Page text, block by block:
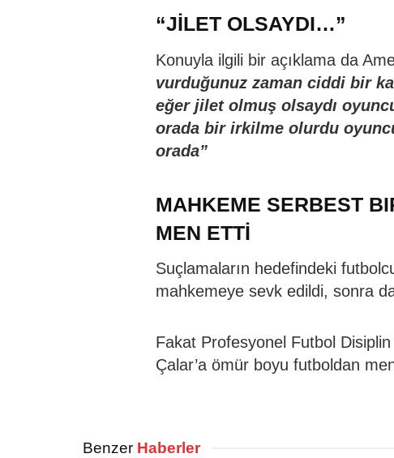
“JİLET OLSAYDI…”
Konuyla ilgili bir açıklama da
vurduğunuz zaman ciddi bir
eğer jilet olmuş olsaydı
orada bir irkilme olurdu
orada”
MAHKEME SERBEST
MEN ETTİ
Suçlamaların hedefindeki
mahkemeye sevk edildi, sonra
Fakat Profesyonel Futbol
Çalar’a ömür boyu futboldan
Benzer Haberler